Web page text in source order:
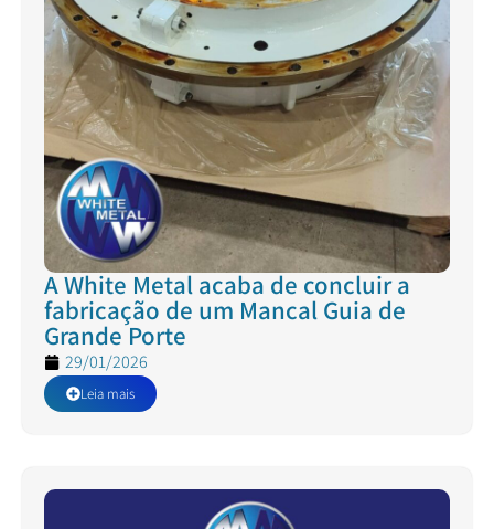
A White Metal acaba de concluir a
fabricação de um Mancal Guia de
Grande Porte
29/01/2026
Leia mais